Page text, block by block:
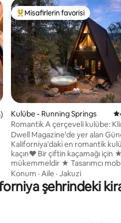
ortalama 4,99 puan, 185
Misafirlerin favorilerinden en
Misafirlerin favorisi
Kulübe - Running Springs 5
Romantik A çerçeveli kulübe:
jakuzi, ateş çukuru, barbekü
Dwell Magazine'de yer alan
Kaliforniya'daki en romantik
kaçın❤️ Bir çiftin kaçamağı için ★
mükemmeldir ★ Tasarımcı
üst düzey yatak takımları Kayalarla
çevrili★ jakuzi ★ Firepit ★
Arka kapıdan dışarı★ yürüyüş
Konum · Aile · Jakuzi
şehrindeki